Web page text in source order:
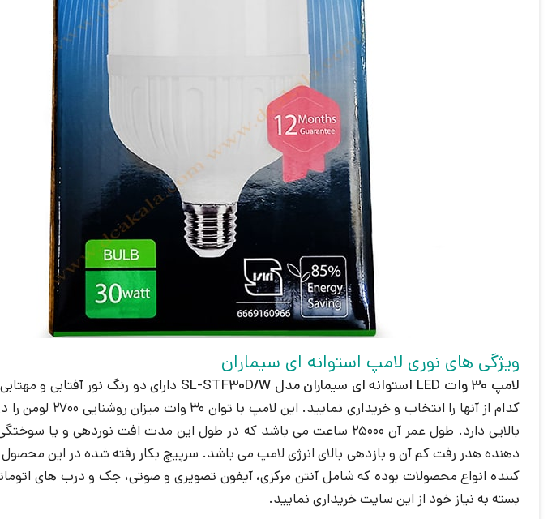
ویژگی های نوری لامپ استوانه ای سیماران
لامپ 30 وات LED استوانه ای سیماران مدل SL-STF30D/W
دارای دو رنگ نور آفتابی و
کننده انواع محصولات بوده که شامل آنتن مرکزی، آیفون تصویری و صوتی، جک و درب های
بسته به نیاز خود از این سایت خریداری نمایید.